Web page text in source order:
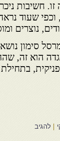
חשיבות
וכפי שעוד
נוצרים
סימון
הוא זה,
להגיב